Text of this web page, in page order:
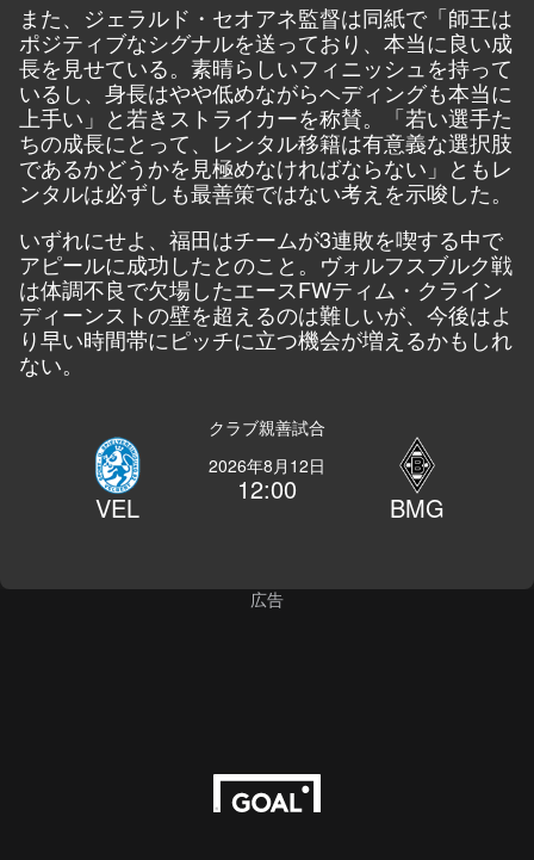
また、ジェラルド・セオアネ監督は同紙で「師王は
ポジティブなシグナルを送っており、本当に良い成
長を見せている。素晴らしいフィニッシュを持って
いるし、身長はやや低めながらヘディングも本当に
上手い」と若きストライカーを称賛。「若い選手た
ちの成長にとって、レンタル移籍は有意義な選択肢
であるかどうかを見極めなければならない」ともレ
ンタルは必ずしも最善策ではない考えを示唆した。
いずれにせよ、福田はチームが3連敗を喫する中で
アピールに成功したとのこと。ヴォルフスブルク戦
は体調不良で欠場したエースFWティム・クライン
ディーンストの壁を超えるのは難しいが、今後はよ
り早い時間帯にピッチに立つ機会が増えるかもしれ
ない。
クラブ親善試合
VEL
2026年8月12日
12:00
BMG
広告